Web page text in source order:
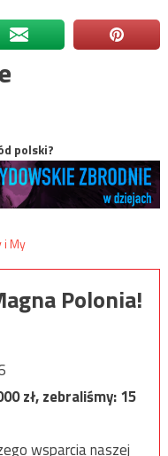
polski?
Polonia!
zł, zebraliśmy:15
wsparcia naszej